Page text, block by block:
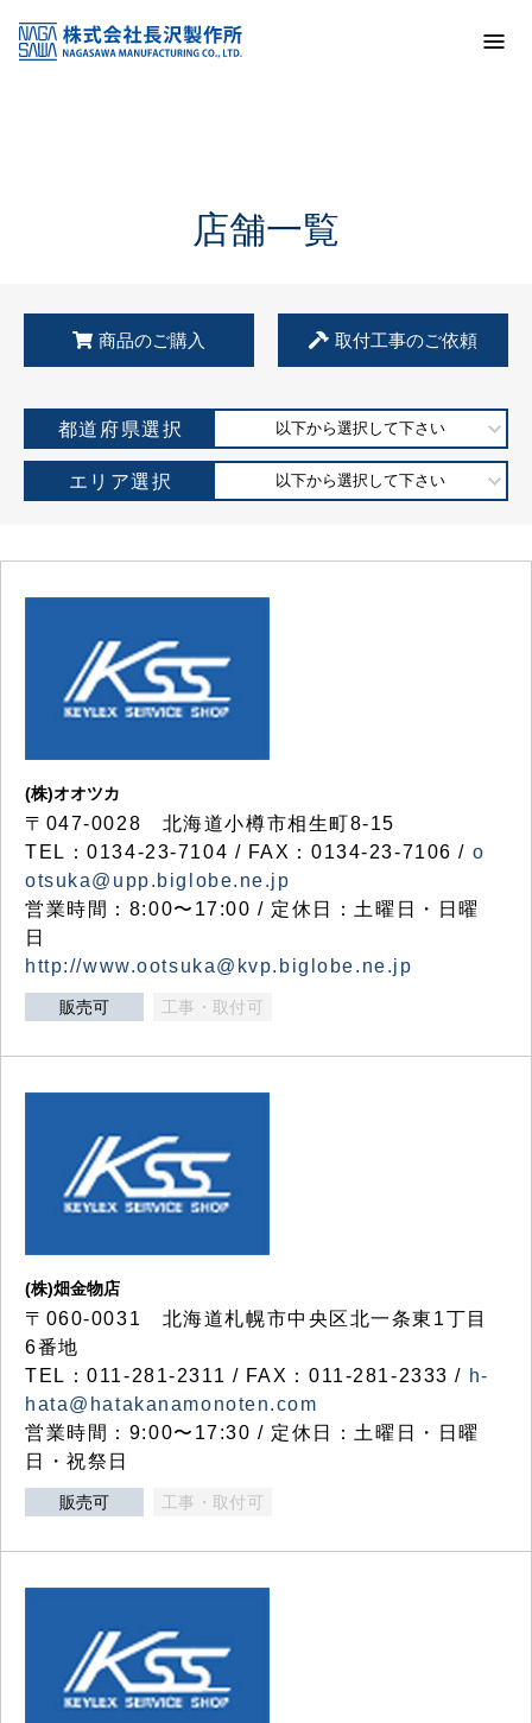
KSS加盟店・取扱店情報
店舗一覧
店舗一覧
商品のご購入 取付工事のご依頼
都道府県選択 以下から選択して下さい
エリア選択 以下から選択して下さい
(株)オオツカ
〒047-0028 北海道小樽市相生町8-15
TEL：0134-23-7104 / FAX：0134-23-7106 / o
otsuka@upp.biglobe.ne.jp
営業時間：8:00〜17:00 / 定休日：土曜日・日曜
日
http://www.ootsuka@kvp.biglobe.ne.jp
販売可 工事・取付可
(株)畑金物店
〒060-0031 北海道札幌市中央区北一条東1丁目
6番地
TEL：011-281-2311 / FAX：011-281-2333 / h-
hata@hatakanamonoten.com
営業時間：9:00〜17:30 / 定休日：土曜日・日曜
日・祝祭日
販売可 工事・取付可